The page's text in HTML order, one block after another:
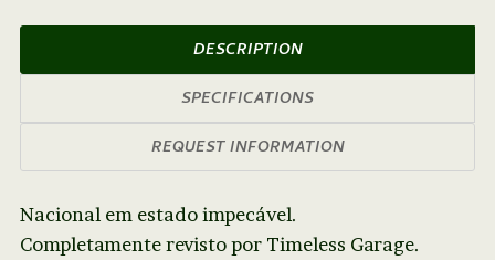
DESCRIPTION
SPECIFICATIONS
REQUEST INFORMATION
Nacional em estado impecável.
Completamente revisto por Timeless Garage.